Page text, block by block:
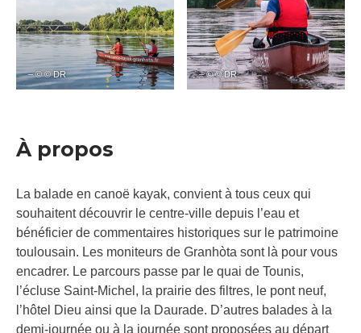
– © © DR – © © DR
À propos
La balade en canoë kayak, convient à tous ceux qui
souhaitent découvrir le centre-ville depuis l’eau et
bénéficier de commentaires historiques sur le patrimoine
toulousain. Les moniteurs de Granhòta sont là pour vous
encadrer. Le parcours passe par le quai de Tounis,
l’écluse Saint-Michel, la prairie des filtres, le pont neuf,
l’hôtel Dieu ainsi que la Daurade. D’autres balades à la
demi-journée ou à la journée sont proposées au départ